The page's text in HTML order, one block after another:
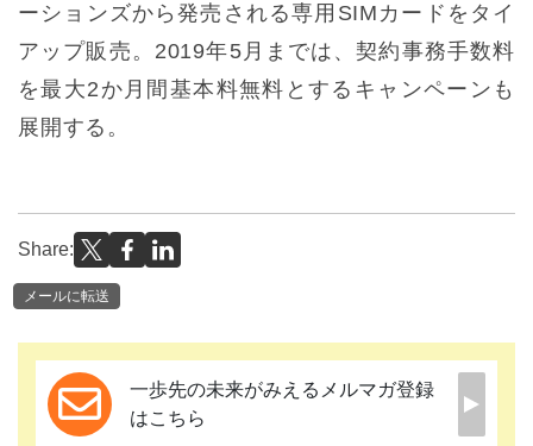
ーションズから発売される専用SIMカードをタイ
アップ販売。2019年5月までは、契約事務手数料
を最大2か月間基本料無料とするキャンペーンも
展開する。
Share:
メールに転送
一歩先の未来がみえるメルマガ登録
はこちら